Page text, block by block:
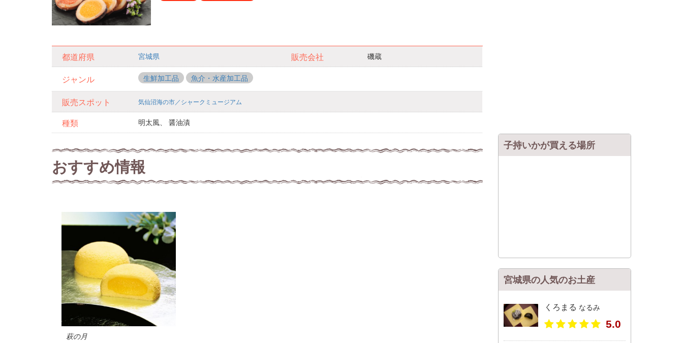
都道府県 宮城県 販売会社 磯蔵
ジャンル 生鮮加工品 魚介・水産加工品
販売スポット 気仙沼海の市／シャークミュージアム
種類 明太風、 醤油漬
おすすめ情報
萩の月
子持いかが買える場所
宮城県の人気のお土産
くろまる なるみ
5.0